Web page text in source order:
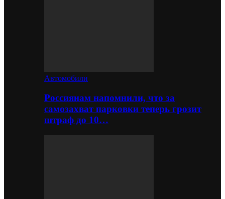
Автомобили
Россиянам напомнили, что за
самозахват парковки теперь грозит
штраф до 10…